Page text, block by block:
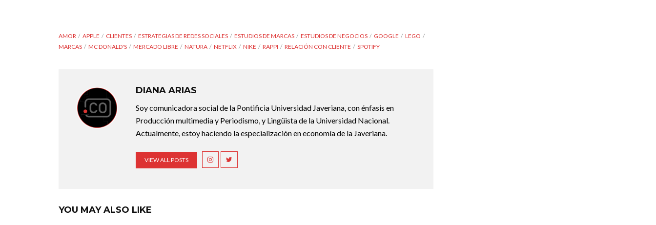
AMOR APPLE CLIENTES ESTRATEGIAS DE REDES SOCIALES ESTUDIOS DE MARCAS ESTUDIOS DE NEGOCIOS GOOGLE
LEGO
MARCAS
MC DONALD'S MERCADO LIBRE NATURA NETFLIX NIKE RAPPI RELACIÓN CON CLIENTE SPOTIFY
DIANA ARIAS
Soy comunicadora social de la Pontificia Universidad Javeriana, con énfasis en
Producción multimedia y Periodismo, y Lingüista de la Universidad Nacional.
Actualmente, estoy haciendo la especialización en economía de la Javeriana.
VIEW ALL POSTS
YOU MAY ALSO LIKE